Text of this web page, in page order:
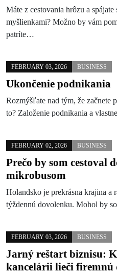
Máte z cestovania hrôzu a
myšlienkami? Možno by vám
patríte…
FEBRUARY 03, 2026 BUSINESS
Ukončenie podnikania
Rozmýšľate nad tým, že začnete
to? Založenie podnikania a
FEBRUARY 02, 2026 BUSINESS
Prečo by som cestoval
mikrobusom
Holandsko je prekrásna krajina a
týždennú dovolenku. Mohol by
FEBRUARY 03, 2026 BUSINESS
Jarný reštart biznisu:
kancelárii lieči firemnú